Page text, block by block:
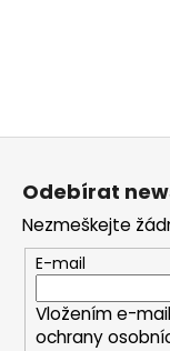
Z
Odebírat
Nezmeškejte
E-mail
Vložením e-
ochrany